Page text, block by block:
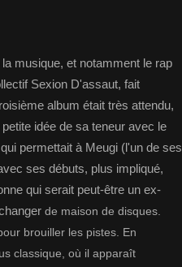
musique, et notamment le rap
Sexion D'assaut, fait
album était très attendu,
idée de sa teneur avec le
permettait à Meugi (l'un de ses
ses débuts, plus impliqué,
qui serait peut-être un ex-
de maison de disques.
brouiller les pistes. En
classique, où il apparaît